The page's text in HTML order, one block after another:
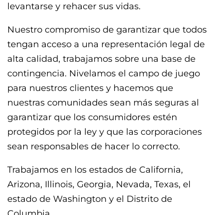
levantarse y rehacer sus vidas.
Nuestro compromiso de garantizar que todos
tengan acceso a una representación legal de
alta calidad, trabajamos sobre una base de
contingencia. Nivelamos el campo de juego
para nuestros clientes y hacemos que
nuestras comunidades sean más seguras al
garantizar que los consumidores estén
protegidos por la ley y que las corporaciones
sean responsables de hacer lo correcto.
Trabajamos en los estados de California,
Arizona, Illinois, Georgia, Nevada, Texas, el
estado de Washington y el Distrito de